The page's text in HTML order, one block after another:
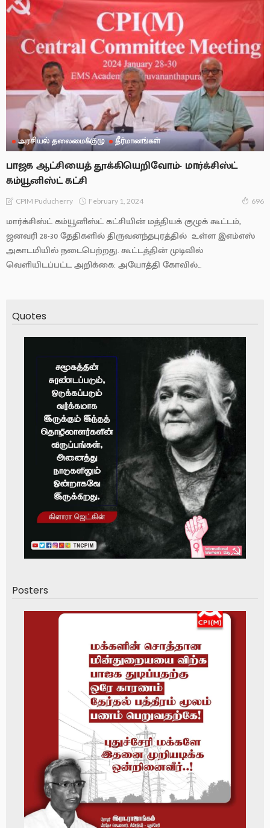
அரசியல் தலைமைக்குழு தீர்மானங்கள்
பாஜக ஆட்சியைத் தூக்கியெறிவோம்- மார்க்சிஸ்ட்
கம்யூனிஸ்ட் கட்சி
CPIM Puducherry February 1, 2024 696
மார்க்சிஸ்ட் கம்யூனிஸ்ட் கட்சியின் மத்தியக் குழுக் கூட்டம்,
ஜனவரி 28-30 தேதிகளில் திருவனந்தபுரத்தில் உள்ள இஎம்எஸ்
அகாடமியில் நடைபெற்றது. கூட்டத்தின் முடிவில்
வெளியிடப்பட்ட அறிக்கை: அயோத்தி கோவில்...
Quotes
Posters